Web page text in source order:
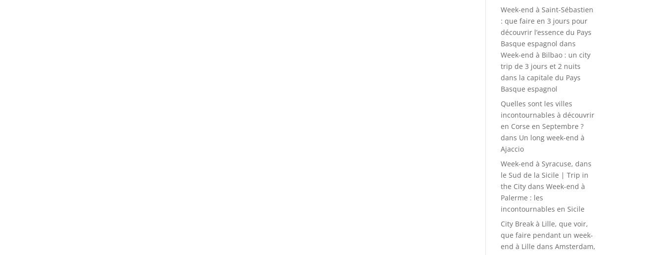
Week-end à Saint-Sébastien
: que faire en 3 jours pour
découvrir l’essence du Pays
Basque espagnol dans
Week-end à Bilbao : un city
trip de 3 jours et 2 nuits
dans la capitale du Pays
Basque espagnol
Quelles sont les villes
incontournables à découvrir
en Corse en Septembre ?
dans Un long week-end à
Ajaccio
Week-end à Syracuse, dans
le Sud de la Sicile | Trip in
the City dansWeek-end à
Palerme : les
incontournables en Sicile
City Break à Lille, que voir,
que faire pendant un week-
end à Lille dansAmsterdam,